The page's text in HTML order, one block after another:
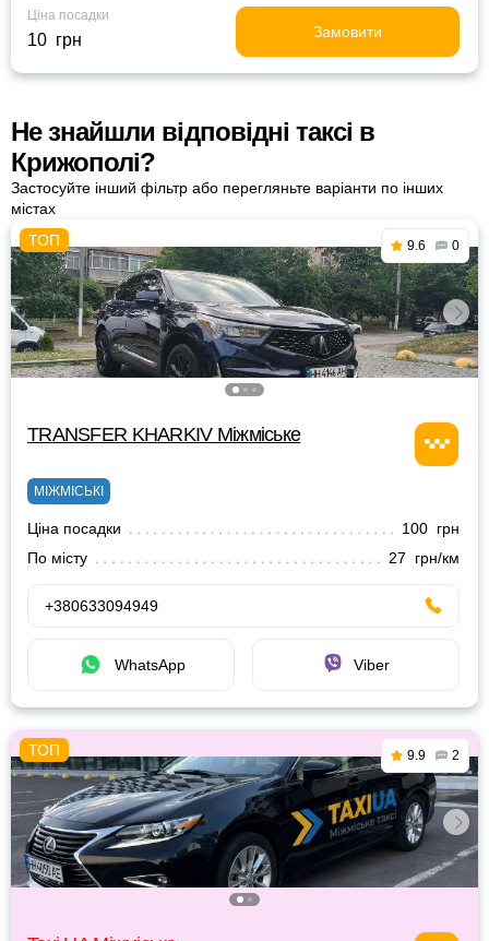
Ціна посадки
10 грн Замовити
Не знайшли відповідні таксі в
Крижополі?
Застосуйте інший фільтр або перегляньте варіанти по інших
містах
9.6 0
TRANSFER KHARKIV Міжміське
МІЖМІСЬКІ
Ціна посадки
100 грн
По місту
27 грн/км
+380633094949
WhatsApp Viber
9.9 2